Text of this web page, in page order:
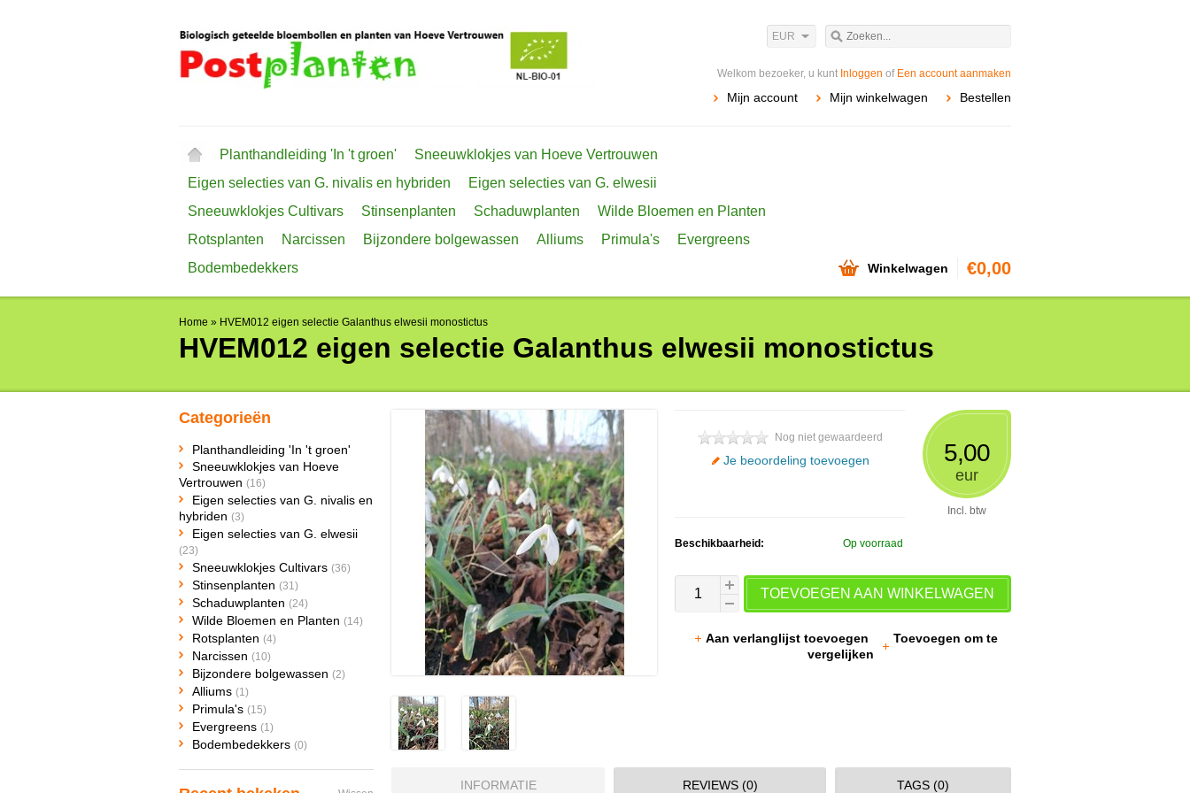
EUR
Welkom bezoeker, u kunt Inloggen of Een account aanmaken
Mijn account Mijn winkelwagen Bestellen
Planthandleiding 'In 't groen'
Sneeuwklokjes van Hoeve Vertrouwen
Eigen selecties van G. nivalis en hybriden
Eigen selecties van G. elwesii
Sneeuwklokjes Cultivars
Stinsenplanten Schaduwplanten
Wilde Bloemen en Planten
Rotsplanten
Narcissen Bijzondere bolgewassen Alliums Primula's
Evergreens
Bodembedekkers
Winkelwagen €0,00
Home » HVEM012 eigen selectie Galanthus elwesii monostictus
HVEM012 eigen selectie Galanthus elwesii monostictus
5,00
eur
Incl. btw
Nog niet gewaardeerd
Je beoordeling toevoegen
Beschikbaarheid: Op voorraad
TOEVOEGEN AAN WINKELWAGEN
Aan verlanglijst toevoegen
Toevoegen om te
vergelijken
INFORMATIE REVIEWS (0) TAGS (0)
Categorieën
Planthandleiding 'In 't groen'
Sneeuwklokjes van Hoeve
Vertrouwen (16)
Eigen selecties van G. nivalis en
hybriden (3)
Eigen selecties van G. elwesii
(23)
Sneeuwklokjes Cultivars (36)
Stinsenplanten (31)
Schaduwplanten (24)
Wilde Bloemen en Planten (14)
Rotsplanten (4)
Narcissen (10)
Bijzondere bolgewassen (2)
Alliums (1)
Primula's (15)
Evergreens (1)
Bodembedekkers (0)